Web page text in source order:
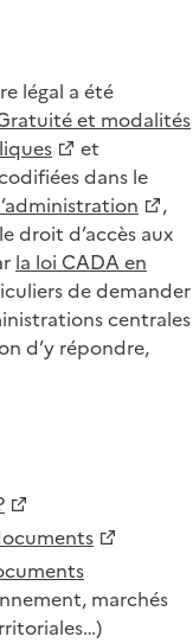
légal a été
et modalités
et
dans le
,
droit d’accès aux
la loi CADA en
de demander
centrales
d’y répondre,
marchés